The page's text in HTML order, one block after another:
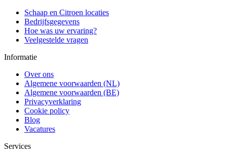
Schaap en Citroen locaties
Bedrijfsgegevens
Hoe was uw ervaring?
Veelgestelde vragen
Informatie
Over ons
Algemene voorwaarden (NL)
Algemene voorwaarden (BE)
Privacyverklaring
Cookie policy
Blog
Vacatures
Services